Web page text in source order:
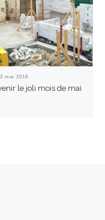
mai 2016
le joli mois de mai